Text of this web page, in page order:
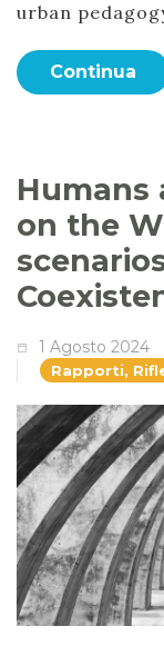
urban
Continua
Humans
on the
1 Agosto 2024
Rapporti,